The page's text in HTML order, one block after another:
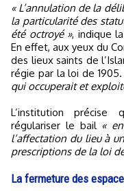
« L’annulation de la
la particularité des
été octroyé », indique
En effet, aux yeux du
des lieux saints de
régie par la loi de 1905.
qui occuperait et
L’institution
régulariser le bail «
l’affectation du lieu à
prescriptions de la loi
La fermeture des